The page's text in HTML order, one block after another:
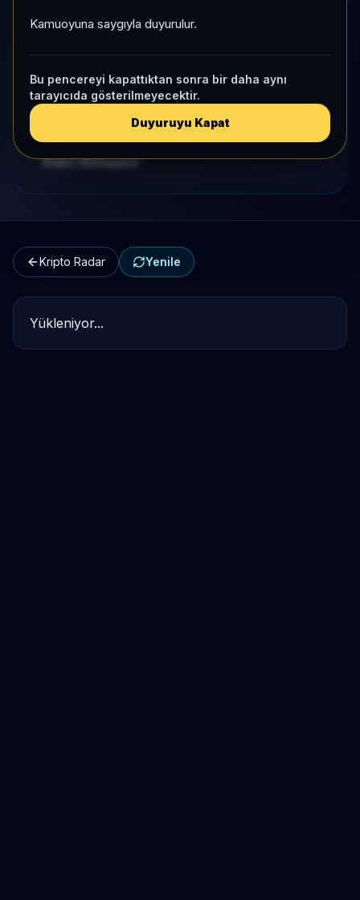
Kamuoyuna saygıyla duyurulur.
Bu pencereyi kapattıktan sonra bir daha aynı
tarayıcıda gösterilmeyecektir.
Duyuruyu Kapat
HIZLI GEÇIŞ
Kripto Karşılaştırma
Kategori Benchmark
Kripto Workspace
Kripto Radar Yenile
Yükleniyor...